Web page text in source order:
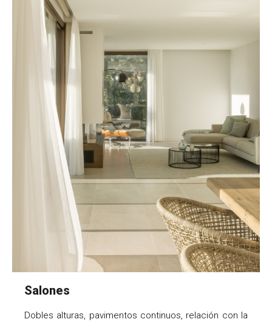
Salones
Dobles alturas, pavimentos continuos, relación con la